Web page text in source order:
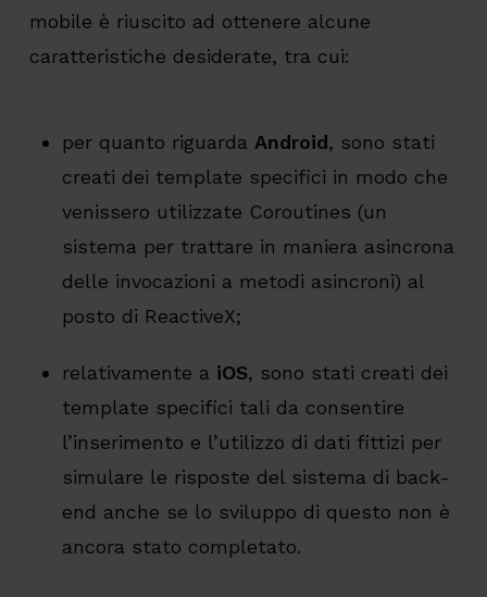
mobile è riuscito ad ottenere alcune
caratteristiche desiderate, tra cui:
per quanto riguarda Android, sono stati
creati dei template specifici in modo che
venissero utilizzate Coroutines (un
sistema per trattare in maniera asincrona
delle invocazioni a metodi asincroni) al
posto di ReactiveX;
relativamente a iOS, sono stati creati dei
template specifici tali da consentire
l’inserimento e l’utilizzo di dati fittizi per
simulare le risposte del sistema di back-
end anche se lo sviluppo di questo non è
ancora stato completato.